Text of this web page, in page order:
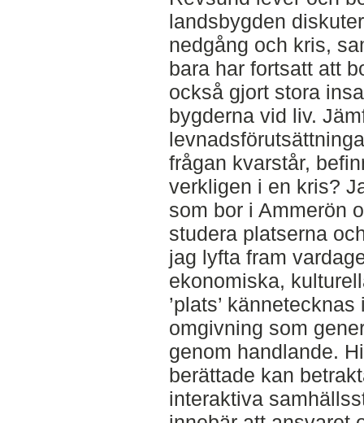
landsbygden
nedgång och kris,
bara har fortsatt att
också gjort stora
bygderna vid liv.
frågan kvarstår,
verkligen i en kris?
som bor i Ammerön
studera platserna
jag lyfta fram
ekonomiska,
’plats’
omgivning som
genom handlande.
berättade kan
interaktiva